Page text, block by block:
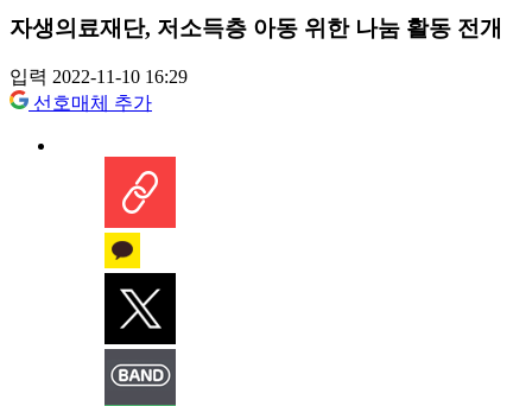
자생의료재단, 저소득층 아동 위한 나눔 활동 전개
입력 2022-11-10 16:29
선호매체 추가